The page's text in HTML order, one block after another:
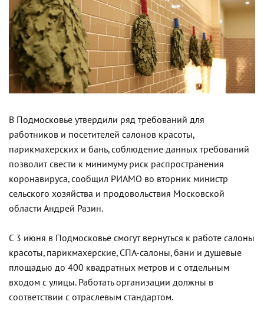
В Подмосковье утвердили ряд требований для
работников и посетителей салонов красоты,
парикмахерских и бань, соблюдение данных требований
позволит свести к минимуму риск распространения
коронавируса, сообщил РИАМО во вторник министр
сельского хозяйства и продовольствия Московской
области Андрей Разин.
С 3 июня в Подмосковье смогут вернуться к работе салоны
красоты, парикмахерские, СПА-салоны, бани и душевые
площадью до 400 квадратных метров и с отдельным
входом с улицы. Работать организации должны в
соответствии с отраслевым стандартом.